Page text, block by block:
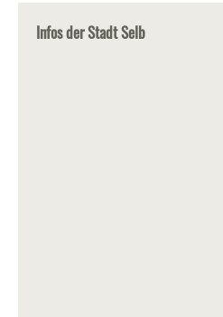
Infos der Stadt Selb